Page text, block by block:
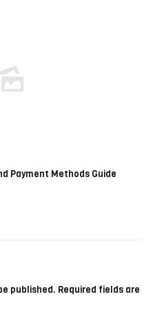
Payment Methods Guide
published. Required fields are